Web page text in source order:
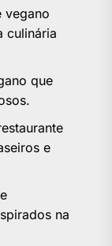
vegano
culinária
que
e
na